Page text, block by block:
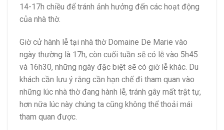
14-17h chiều để tránh ảnh hưởng đến các hoạt động
của nhà thờ.
Giờ cử hành lễ tại nhà thờ Domaine De Marie vào
ngày thường là 17h, còn cuối tuần sẽ có lễ vào 5h45
và 16h30, những ngày đặc biệt sẽ có giờ lễ khác. Du
khách cần lưu ý rằng cần hạn chế đi tham quan vào
những lúc nhà thờ đang hành lễ, tránh gây mất trật tự,
hơn nữa lúc này chúng ta cũng không thể thoải mái
tham quan được.